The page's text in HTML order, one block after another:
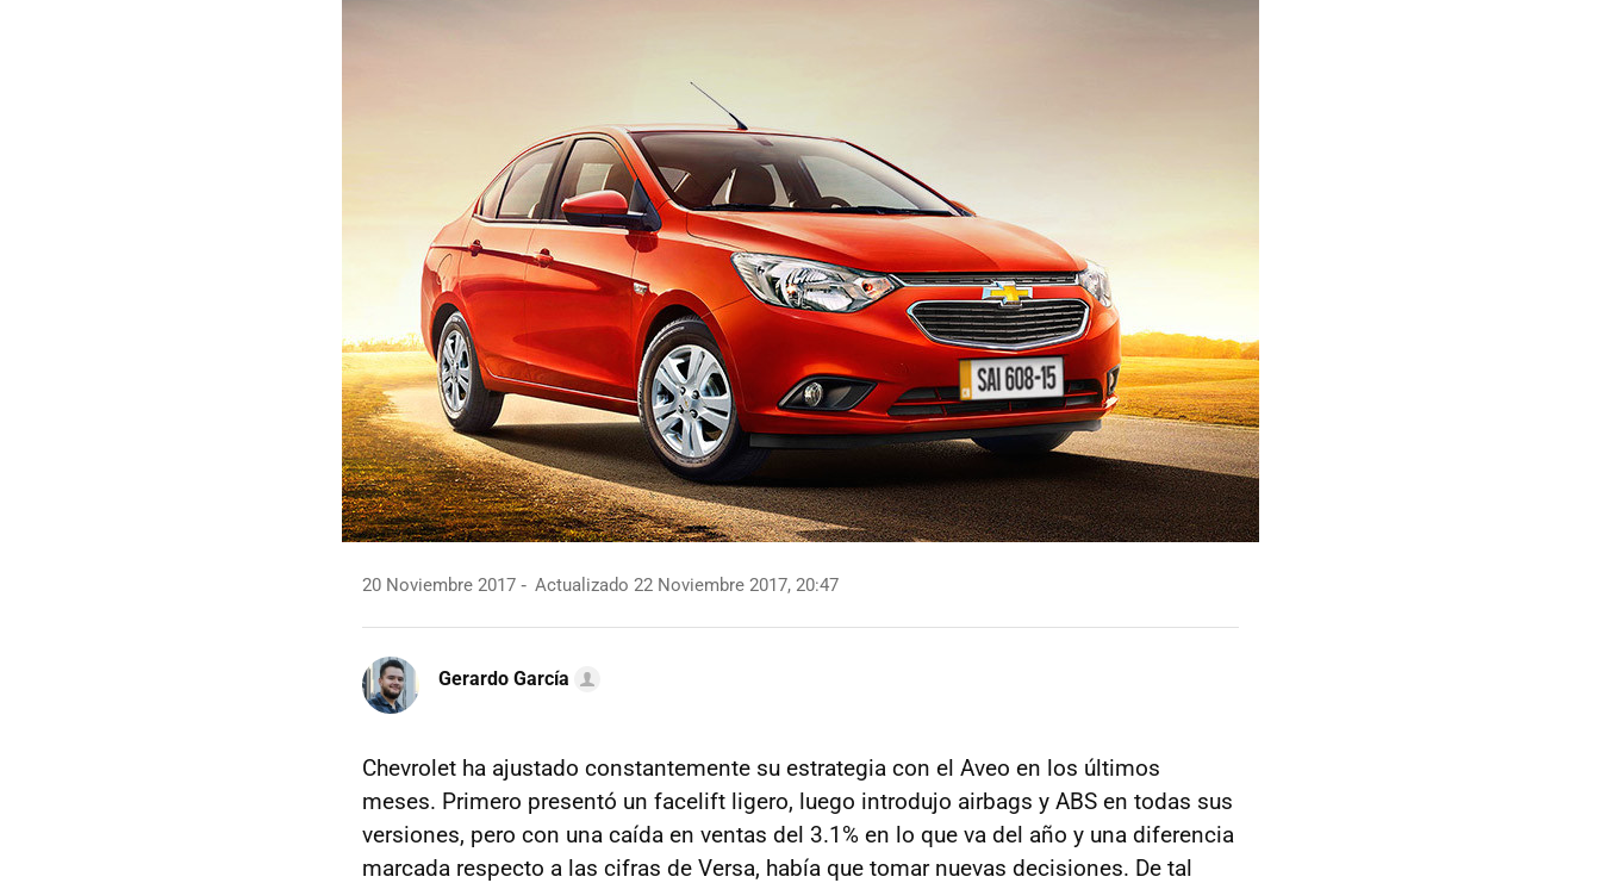
20 Noviembre 2017 Actualizado 22 Noviembre 2017, 20:47
Gerardo García
Chevrolet ha ajustado constantemente su estrategia con el Aveo en los últimos
meses. Primero presentó un facelift ligero, luego introdujo airbags y ABS en todas sus
versiones, pero con una caída en ventas del 3.1% en lo que va del año y una diferencia
marcada respecto a las cifras de Versa, había que tomar nuevas decisiones. De tal